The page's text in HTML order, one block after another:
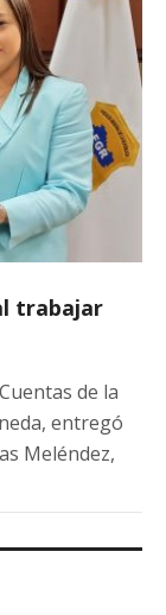
trabajar
de la
entregó
Meléndez,